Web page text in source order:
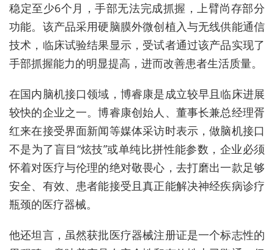
稳定至少6个月，手部无法完成抓握，上臂尚存部分
功能。该产品采用硬脑膜外微创植入与无线供能通信
技术，临床试验结果显示，受试者通过该产品实现了
手部抓握能力的明显提高，进而改善患者生活质量。
在国内脑机接口领域，博睿康是成立较早且临床进展
较快的企业之一。博睿康创始人、董事长兼总经理胥
红来在接受界面新闻等媒体采访时表示，做脑机接口
不是为了盲目“炫技”或单纯比拼性能参数，企业必须
怀着对医疗与伦理的绝对敬畏心，去打磨出一款足够
安全、有效、患者能接受且真正能解决神经疾病诊疗
瓶颈的医疗器械。
他还坦言，虽然获批医疗器械注册证是一个标志性的